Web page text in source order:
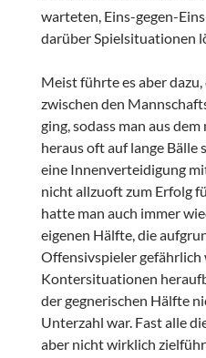
warteten, Eins-gegen-
darüber Spielsituationen
Meist führte es aber
zwischen den
ging, sodass man aus
heraus oft auf lange Bälle
eine Innenverteidigung
nicht allzuoft zum Erfolg
hatte man auch immer
eigenen Hälfte, die
Offensivspieler gefährlich
Kontersituationen
der gegnerischen Hälfte
Unterzahl war. Fast alle
aber nicht wirklich